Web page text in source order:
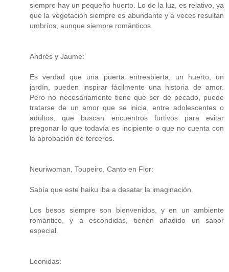
siempre hay un pequeño huerto. Lo de la luz, es relativo, ya
que la vegetación siempre es abundante y a veces resultan
umbríos, aunque siempre románticos.
Andrés y Jaume:
Es verdad que una puerta entreabierta, un huerto, un
jardín, pueden inspirar fácilmente una historia de amor.
Pero no necesariamente tiene que ser de pecado, puede
tratarse de un amor que se inicia, entre adolescentes o
adultos, que buscan encuentros furtivos para evitar
pregonar lo que todavía es incipiente o que no cuenta con
la aprobación de terceros.
Neuriwoman, Toupeiro, Canto en Flor:
Sabía que este haiku iba a desatar la imaginación.
Los besos siempre son bienvenidos, y en un ambiente
romántico, y a escondidas, tienen añadido un sabor
especial.
Leonidas: